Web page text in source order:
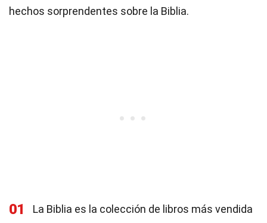
hechos sorprendentes sobre la Biblia.
01
La Biblia es la colección de libros más vendida